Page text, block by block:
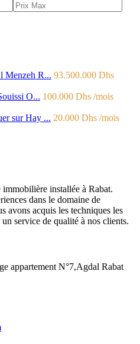
Menzeh R... 93.500.000 Dhs
O... 100.000 Dhs /mois
sur Hay ... 20.000 Dhs /mois
immobilière installée à Rabat.
dans le domaine de
avons acquis les techniques les
service de qualité à nos clients.
appartement N°7,Agdal Rabat